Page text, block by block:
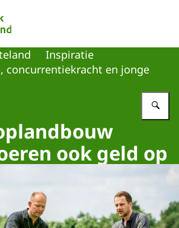
van Netwerk Platteland
Inspiratie
concurrentiekracht en jonge
ook geld op